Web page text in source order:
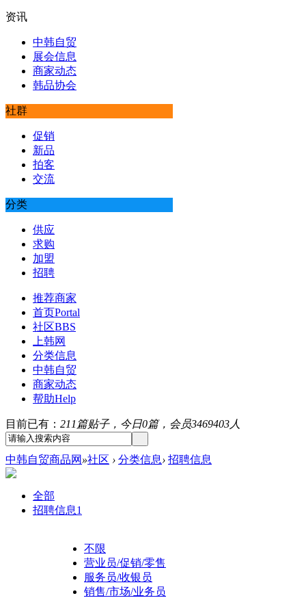
资讯
中韩自贸
展会信息
商家动态
韩品协会
社群
促销
新品
拍客
交流
分类
供应
求购
加盟
招聘
推荐商家
首页Portal
社区BBS
上韩网
分类信息
中韩自贸
商家动态
帮助Help
目前已有： 211篇贴子，今日0篇，会员3469403人
中韩自贸商品网 »社区 › 分类信息› 招聘信息
全部
招聘信息1
不限
营业员/促销/零售
服务员/收银员
销售/市场/业务员